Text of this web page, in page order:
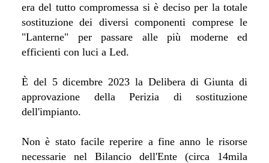
era del tutto compromessa si è deciso per la totale
sostituzione dei diversi componenti comprese le
"Lanterne" per passare alle più moderne ed
efficienti con luci a Led.
È del 5 dicembre 2023 la Delibera di Giunta di
approvazione della Perizia di sostituzione
dell'impianto.
Non è stato facile reperire a fine anno le risorse
necessarie nel Bilancio dell'Ente (circa 14mila